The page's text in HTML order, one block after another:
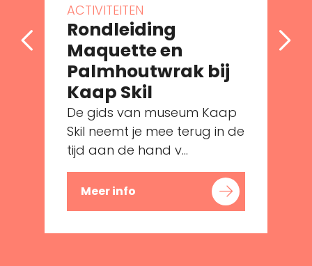
ACTIVITEITEN
Rondleiding
Maquette en
Palmhoutwrak bij
Kaap Skil
De gids van museum Kaap
Skil neemt je mee terug in de
tijd aan de hand v...
Meer info